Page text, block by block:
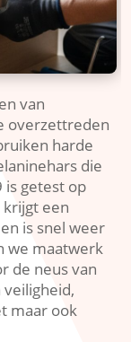
van
overzettreden
harde
die
is getest op
een
is snel weer
we maatwerk
de neus van
maar ook